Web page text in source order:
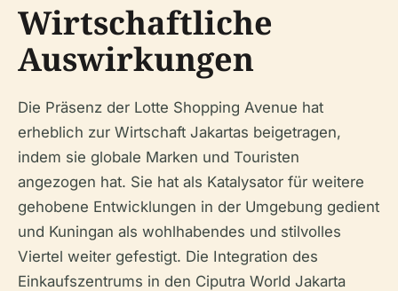
Wirtschaftliche
Auswirkungen
Die Präsenz der Lotte Shopping Avenue hat
erheblich zur Wirtschaft Jakartas beigetragen,
indem sie globale Marken und Touristen
angezogen hat. Sie hat als Katalysator für weitere
gehobene Entwicklungen in der Umgebung gedient
und Kuningan als wohlhabendes und stilvolles
Viertel weiter gefestigt. Die Integration des
Einkaufszentrums in den Ciputra World Jakarta